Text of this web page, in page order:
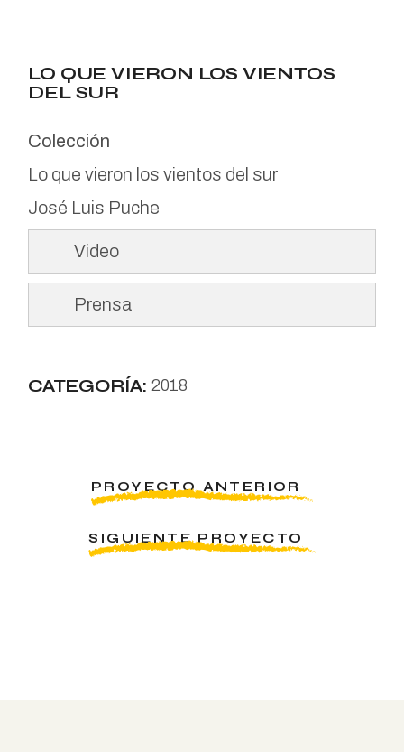
LO QUE VIERON LOS VIENTOS
DEL SUR
Colección
Lo que vieron los vientos del sur
José Luis Puche
Video
Prensa
CATEGORÍA: 2018
PROYECTO ANTERIOR
SIGUIENTE PROYECTO